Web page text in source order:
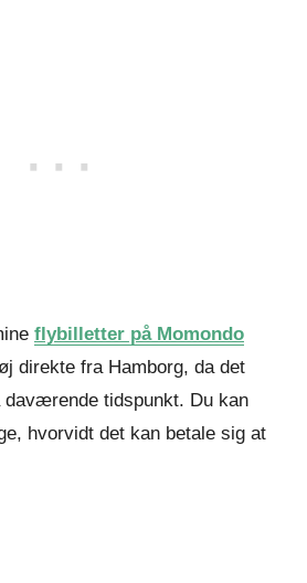
flybilletter på Momondo
direkte fra Hamborg, da det
tidspunkt. Du kan
hvorvidt det kan betale sig at